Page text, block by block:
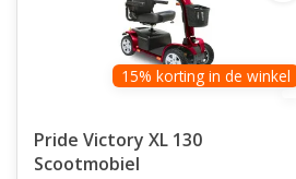
15% korting in de winkel
Pride Victory XL 130
Scootmobiel